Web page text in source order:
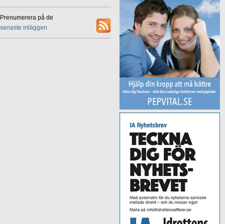
Prenumerera på de
senaste inläggen